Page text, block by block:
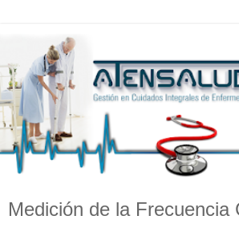
Medición de la Frecuencia